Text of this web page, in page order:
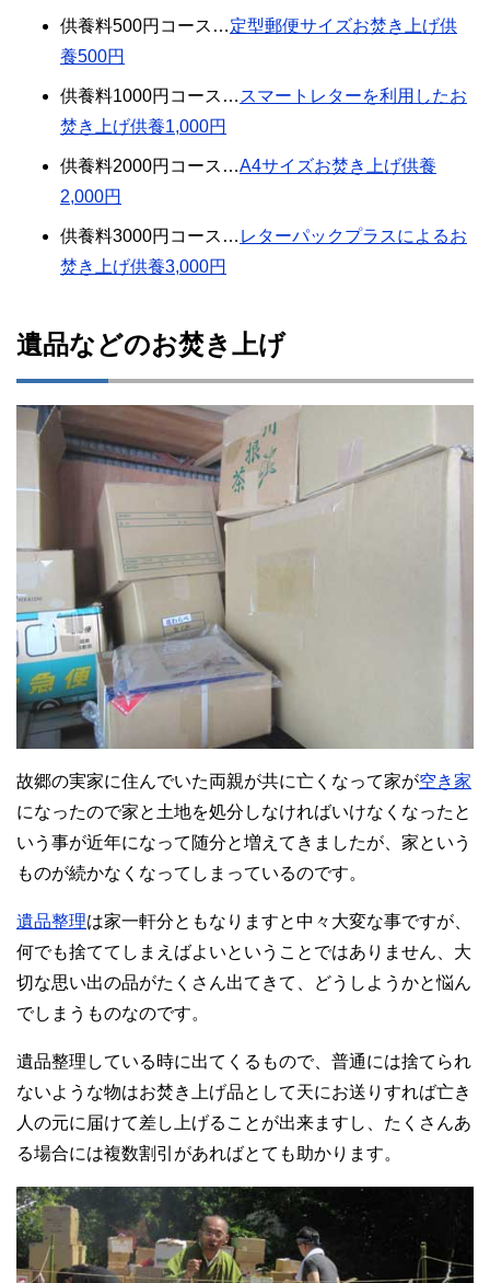
供養料500円コース…定型郵便サイズお焚き上げ供
養500円
供養料1000円コース… スマートレターを利用したお
焚き上げ供養1,000円
供養料2000円コース…A4サイズお焚き上げ供養
2,000円
供養料3000円コース… レターパックプラスによるお
焚き上げ供養3,000円
遺品などのお焚き上げ
故郷の実家に住んでいた両親が共に亡くなって家が空き家
になったので家と土地を処分しなければいけなくなったと
いう事が近年になって随分と増えてきましたが、家という
ものが続かなくなってしまっているのです。
遺品整理は家一軒分ともなりますと中々大変な事ですが、
何でも捨ててしまえばよいということではありません、大
切な思い出の品がたくさん出てきて、どうしようかと悩ん
でしまうものなのです。
遺品整理している時に出てくるもので、普通には捨てられ
ないような物はお焚き上げ品として天にお送りすれば亡き
人の元に届けて差し上げることが出来ますし、たくさんあ
る場合には複数割引があればとても助かります。